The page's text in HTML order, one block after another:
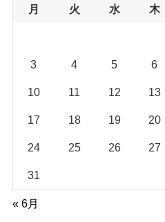
月 火 水 木
3 4 5 6
10 11 12 13
17 18 19 20
24 25 26 27
31
« 6月